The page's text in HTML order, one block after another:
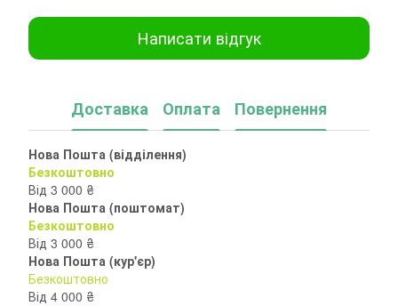
Написати відгук
Доставка Оплата Повернення
Нова Пошта (відділення)
Безкоштовно
Від 3 000 ₴
Нова Пошта (поштомат)
Безкоштовно
Від 3 000 ₴
Нова Пошта (кур'єр)
Безкоштовно
Від 4 000 ₴